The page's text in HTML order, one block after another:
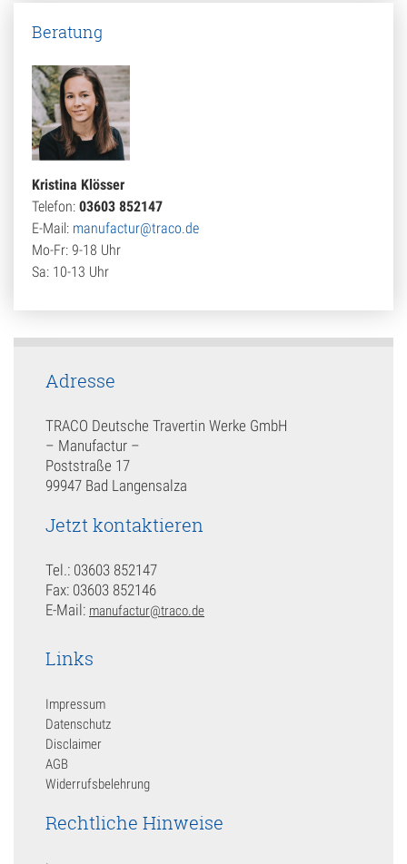
Beratung
Kristina Klösser
Telefon: 03603 852147
E-Mail: manufactur@traco.de
Mo-Fr: 9-18 Uhr
Sa: 10-13 Uhr
Adresse
TRACO Deutsche Travertin Werke GmbH
– Manufactur –
Poststraße 17
99947 Bad Langensalza
Jetzt kontaktieren
Tel.: 03603 852147
Fax: 03603 852146
E-Mail: manufactur@traco.de
Links
Impressum
Datenschutz
Disclaimer
AGB
Widerrufsbelehrung
Rechtliche Hinweise